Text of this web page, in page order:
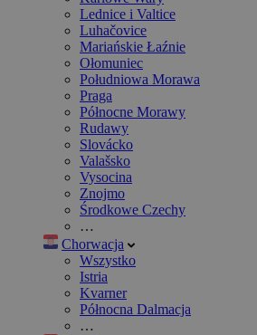
Lednice i Valtice
Luhačovice
Mariańskie Łaźnie
Ołomuniec
Południowa Morawa
Praga
Północne Morawy
Rudawy
Slovácko
Valašsko
Vysocina
Znojmo
Środkowe Czechy
…
Chorwacja
Wszystko
Istria
Kvarner
Północna Dalmacja
…